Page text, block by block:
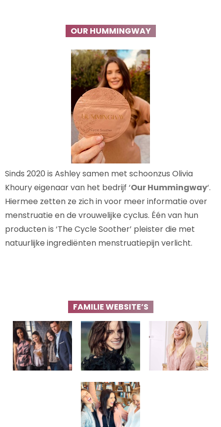
OUR HUMMINGWAY
Sinds 2020 is Ashley samen met schoonzus Olivia
Khoury eigenaar van het bedrijf ‘Our Hummingway‘.
Hiermee zetten ze zich in voor meer informatie over
menstruatie en de vrouwelijke cyclus. Één van hun
producten is ‘The Cycle Soother’ pleister die met
natuurlijke ingrediënten menstruatiepijn verlicht.
FAMILIE WEBSITE’S